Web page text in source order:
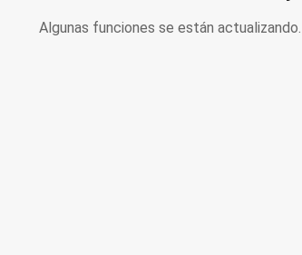
Algunas funciones se están